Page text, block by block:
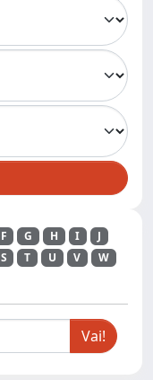
F G H I
J
S T U V
W